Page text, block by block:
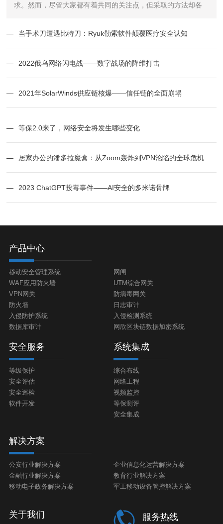
求。然而，尽管大家都有着共同的关注点，但采取的方法却各
— 当手术刀遭遇比特刀：Ryuk勒索软件颠覆医疗安全认知
— 2022俄乌网络闪电战——数字战场的降维打击
— 2021年SolarWinds供应链核爆——信任链的全面崩塌
— 等保2.0来了，网络安全将发生哪些变化
— 居家办公的潘多拉魔盒：从Zoom轰炸到VPN沦陷的全球危机
— 2023 ChatGPT投毒事件——AI安全的多米诺骨牌
产品中心
移动安全管理系统
网闸
WAF应用防火墙
UTM综合网关
VPN网关
防病毒网关
防火墙
日志审计
入侵防护系统
入侵检测系统
数据库审计
网欣区块链数据加密系统
安全服务
等级保护
安全评估
安全巡检
软件开发
系统集成
综合布线
网络工程
视频监控
等保测评
安全集成
解决方案
公安行业解决方案
企业信息化运营解决方案
金融行业解决方案
教育行业解决方案
移动电子政务解决方案
军工移动设备管控解决方案
关于我们 服务热线